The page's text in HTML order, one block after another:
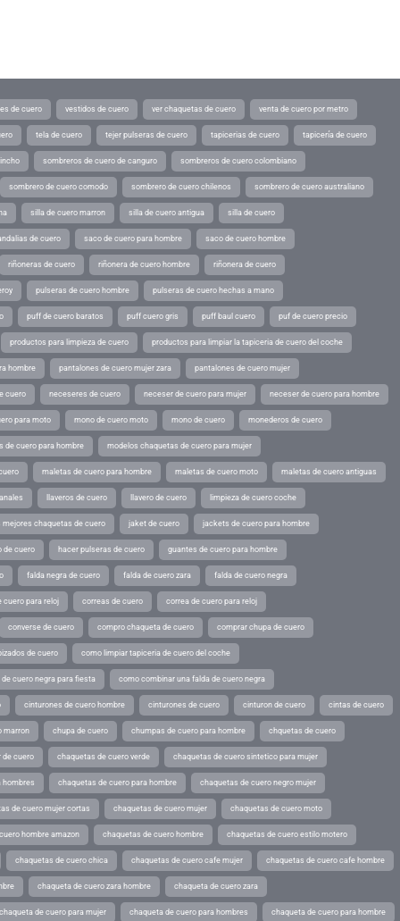
de cuero vestidos de cuero ver chaquetas de cuero venta de cuero por metro
tela de cuero tejer pulseras de cuero tapicerias de cuero tapicería de cuero
sombreros de cuero de canguro sombreros de cuero colombiano
sombrero de cuero comodo sombrero de cuero chilenos sombrero de cuero australiano
silla de cuero marron silla de cuero antigua silla de cuero
de cuero saco de cuero para hombre saco de cuero hombre
riñoneras de cuero riñonera de cuero hombre riñonera de cuero
pulseras de cuero hombre pulseras de cuero hechas a mano
puff de cuero baratos puff cuero gris puff baul cuero puf de cuero precio
productos para limpieza de cuero productos para limpiar la tapiceria de cuero del coche
hombre pantalones de cuero mujer zara pantalones de cuero mujer
cuero neceseres de cuero neceser de cuero para mujer neceser de cuero para hombre
para moto mono de cuero moto mono de cuero monederos de cuero
de cuero para hombre modelos chaquetas de cuero para mujer
maletas de cuero para hombre maletas de cuero moto maletas de cuero antiguas
llaveros de cuero llavero de cuero limpieza de cuero coche
mejores chaquetas de cuero jaket de cuero jackets de cuero para hombre
de cuero hacer pulseras de cuero guantes de cuero para hombre
falda negra de cuero falda de cuero zara falda de cuero negra
cuero para reloj correas de cuero correa de cuero para reloj
converse de cuero compro chaqueta de cuero comprar chupa de cuero
de cuero como limpiar tapiceria de cuero del coche
cuero negra para fiesta como combinar una falda de cuero negra
cinturones de cuero hombre cinturones de cuero cinturon de cuero cintas de cuero
marron chupa de cuero chumpas de cuero para hombre chquetas de cuero
de cuero chaquetas de cuero verde chaquetas de cuero sintetico para mujer
hombres chaquetas de cuero para hombre chaquetas de cuero negro mujer
de cuero mujer cortas chaquetas de cuero mujer chaquetas de cuero moto
hombre amazon chaquetas de cuero hombre chaquetas de cuero estilo motero
chaquetas de cuero chica chaquetas de cuero cafe mujer chaquetas de cuero cafe hombre
chaqueta de cuero zara hombre chaqueta de cuero zara
chaqueta de cuero para mujer chaqueta de cuero para hombres chaqueta de cuero para hombre